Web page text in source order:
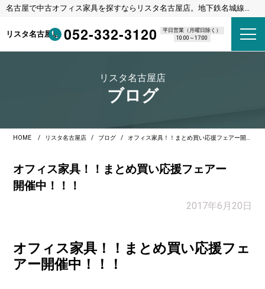
名古屋で中古オフィス家具を探すならリスタ名古屋店。地下鉄名城線
リスタ名古屋店 052-332-3120
平日営業（月曜日除く）
10:00～17:00
リスタ名古屋店
ブログ
HOME リスタ名古屋店 ブログ オフィス家具！！まとめ買い応援フェアー開催中！！！
オフィス家具！！まとめ買い応援フェアー
開催中！！！
2017年6月20日
オフィス家具！！まとめ買い応援フェ
アー開催中！！！